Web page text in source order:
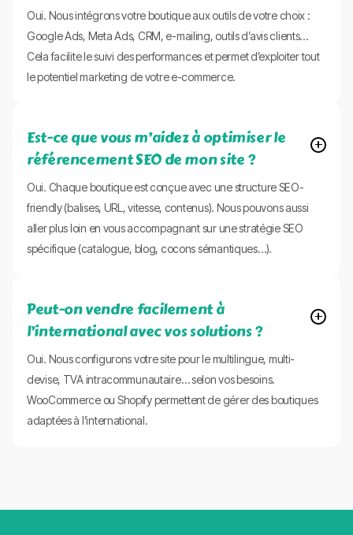
Oui. Nous intégrons votre boutique aux outils de votre choix :
Google Ads, Meta Ads, CRM, e-mailing, outils d’avis clients…
Cela facilite le suivi des performances et permet d’exploiter tout
le potentiel marketing de votre e-commerce.
Est-ce que vous m’aidez à optimiser le
référencement SEO de mon site ?
Oui. Chaque boutique est conçue avec une structure SEO-
friendly (balises, URL, vitesse, contenus). Nous pouvons aussi
aller plus loin en vous accompagnant sur une stratégie SEO
spécifique (catalogue, blog, cocons sémantiques…).
Peut-on vendre facilement à
l’international avec vos solutions ?
Oui. Nous configurons votre site pour le multilingue, multi-
devise, TVA intracommunautaire… selon vos besoins.
WooCommerce ou Shopify permettent de gérer des boutiques
adaptées à l’international.